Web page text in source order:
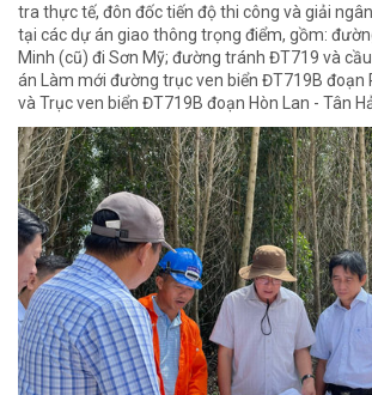
tra thực tế, đôn đốc tiến độ thi công và giải
tại các dự án giao thông trọng điểm, gồm:
Minh (cũ) đi Sơn Mỹ; đường tránh ĐT719 và
án Làm mới đường trục ven biển ĐT719B đoạn
và Trục ven biển ĐT719B đoạn Hòn Lan - Tân